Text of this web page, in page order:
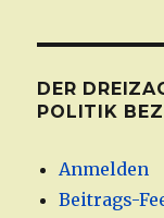
DER
POLITIK
Anmelden
Beitrags-